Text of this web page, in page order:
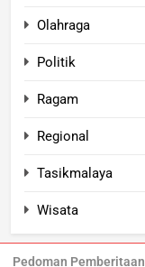
Olahraga
Politik
Ragam
Regional
Tasikmalaya
Wisata
Pedoman Pemberitaan